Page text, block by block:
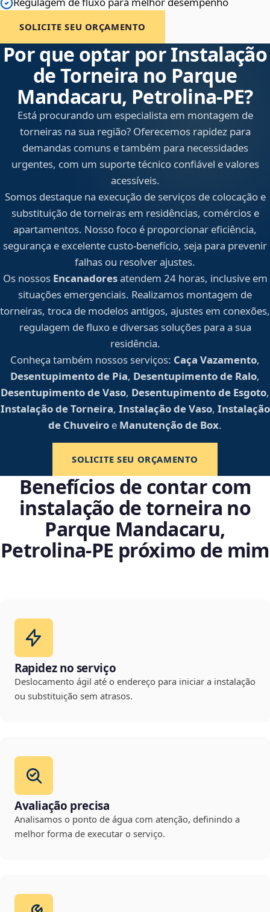
SOLICITE SEU ORÇAMENTO
Por que optar por Instalação
de Torneira no Parque
Mandacaru, Petrolina‑PE?
Está procurando um especialista em montagem de
torneiras na sua região? Oferecemos rapidez para
demandas comuns e também para necessidades
urgentes, com um suporte técnico confiável e valores
acessíveis.
Somos destaque na execução de serviços de colocação e
substituição de torneiras em residências, comércios e
apartamentos. Nosso foco é proporcionar eficiência,
segurança e excelente custo-benefício, seja para prevenir
falhas ou resolver ajustes.
Os nossos Encanadoresatendem 24 horas, inclusive em
situações emergenciais. Realizamos montagem de
torneiras, troca de modelos antigos, ajustes em conexões,
regulagem de fluxo e diversas soluções para a sua
residência.
Conheça também nossos serviços: Caça Vazamento,
Desentupimento de Pia, Desentupimento de Ralo,
Desentupimento de Vaso, Desentupimento de Esgoto,
Instalação de Torneira, Instalação de Vaso, Instalação
de Chuveiro e Manutenção de Box.
SOLICITE SEU ORÇAMENTO
Benefícios de contar com
instalação de torneira no
Parque Mandacaru,
Petrolina‑PE próximo de mim
Rapidez no serviço
Deslocamento ágil até o endereço para iniciar a instalação
ou substituição sem atrasos.
Avaliação precisa
Analisamos o ponto de água com atenção, definindo a
melhor forma de executar o serviço.